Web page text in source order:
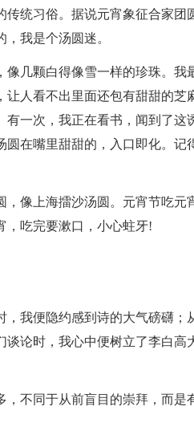
传统习俗。据说元宵象征合家
我是个汤圆迷。
像几颗白得像雪一样的珍珠。
让人看不出里面还包有甜甜的
有一次，我正在看书，闻到了
圆在嘴里甜甜的，入口即化。记
，像上海擂沙汤圆。元宵节吃
，吃完要漱口，小心蛀牙!
，我便隐约感到诗的大气磅礴
谈论时，我心中便树立了李白高
，不同于从前盲目的崇拜，而